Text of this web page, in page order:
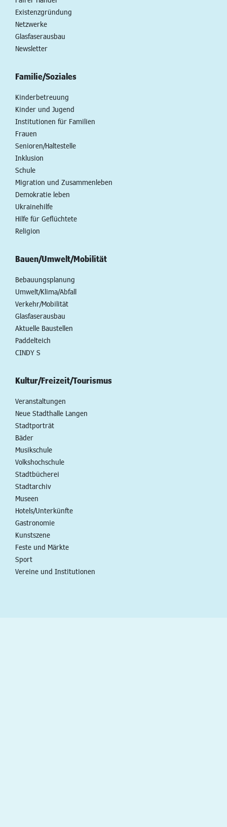
Existenzgründung
Netzwerke
Glasfaserausbau
Newsletter
Familie/Soziales
Kinderbetreuung
Kinder und Jugend
Institutionen für Familien
Frauen
Senioren/Haltestelle
Inklusion
Schule
Migration und Zusammenleben
Demokratie leben
Ukrainehilfe
Hilfe für Geflüchtete
Religion
Bauen/Umwelt/Mobilität
Bebauungsplanung
Umwelt/Klima/Abfall
Verkehr/Mobilität
Glasfaserausbau
Aktuelle Baustellen
Paddelteich
CINDY S
Kultur/Freizeit/Tourismus
Veranstaltungen
Neue Stadthalle Langen
Stadtporträt
Bäder
Musikschule
Volkshochschule
Stadtbücherei
Stadtarchiv
Museen
Hotels/Unterkünfte
Gastronomie
Kunstszene
Feste und Märkte
Sport
Vereine und Institutionen